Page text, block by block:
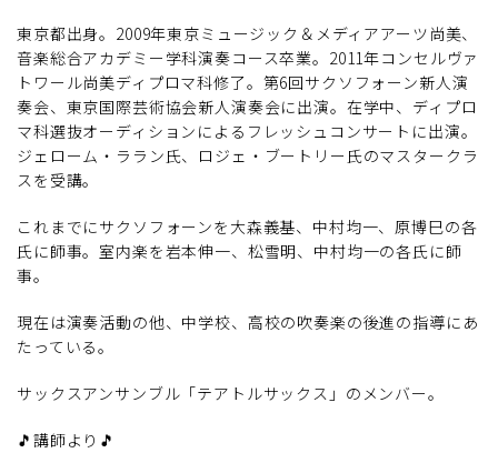
東京都出身。2009年東京ミュージック＆メディアアーツ尚美、
音楽総合アカデミー学科演奏コース卒業。2011年コンセルヴァ
トワール尚美ディプロマ科修了。第6回サクソフォーン新人演
奏会、東京国際芸術協会新人演奏会に出演。在学中、ディプロ
マ科選抜オーディションによるフレッシュコンサートに出演。
ジェローム・ララン氏、ロジェ・ブートリー氏のマスタークラ
スを受講。
これまでにサクソフォーンを大森義基、中村均一、原博巳の各
氏に師事。室内楽を岩本伸一、松雪明、中村均一の各氏に師
事。
現在は演奏活動の他、中学校、高校の吹奏楽の後進の指導にあ
たっている。
サックスアンサンブル「テアトルサックス」のメンバー。
🎵講師より🎵